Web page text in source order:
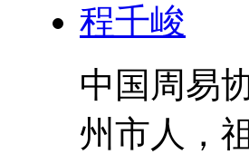
程千峻
中国周易
州市人，